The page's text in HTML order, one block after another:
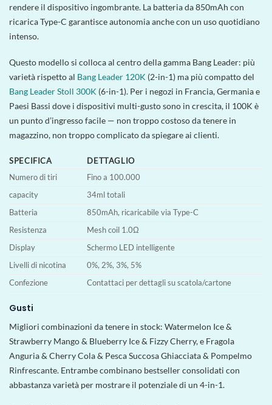
rendere il dispositivo ingombrante. La batteria da 850mAh con
ricarica Type-C garantisce autonomia anche con un uso quotidiano
intenso.
Questo modello si colloca al centro della gamma Bang Leader: più
varietà rispetto al Bang Leader 120K (2-in-1) ma più compatto del
Bang Leader Stoll 300K (6-in-1). Per i negozi in Francia, Germania e
Paesi Bassi dove i dispositivi multi-gusto sono in crescita, il 100K è
un punto d’ingresso facile — non troppo costoso da tenere in
magazzino, non troppo complicato da spiegare ai clienti.
SPECIFICA
DETTAGLIO
Numero di tiri
Fino a 100.000
capacity
34ml totali
Batteria
850mAh, ricaricabile via Type-C
Resistenza
Mesh coil 1.0Ω
Display
Schermo LED intelligente
Livelli di nicotina
0%, 2%, 3%, 5%
Confezione
Contattaci per dettagli su scatola/cartone
Gusti
Migliori combinazioni da tenere in stock: Watermelon Ice &
Strawberry Mango & Blueberry Ice & Fizzy Cherry, e Fragola
Anguria & Cherry Cola & Pesca Succosa Ghiacciata & Pompelmo
Rinfrescante. Entrambe combinano bestseller consolidati con
abbastanza varietà per mostrare il potenziale di un 4-in-1.